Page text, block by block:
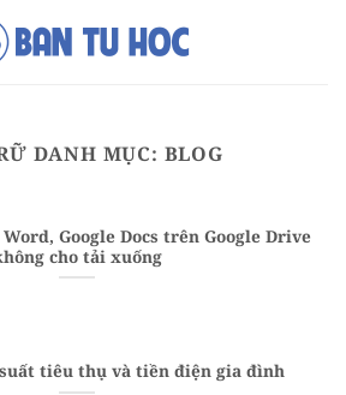
DANH MỤC: BLOG
Google Docs trên Google Drive
cho tải xuống
tiêu thụ và tiền điện gia đình